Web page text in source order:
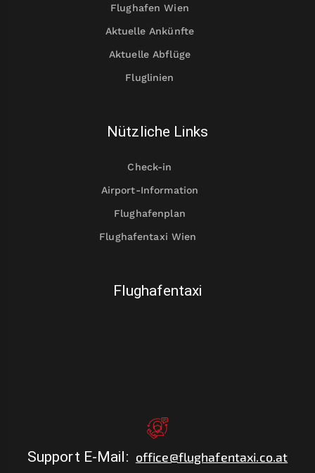
Flughafen Wien
Aktuelle Ankünfte
Aktuelle Abflüge
Fluglinien
Nützliche Links
Check-in
Airport-Information
Flughafenplan
Flughafentaxi Wien
Flughafentaxi
Support E-Mail: office@flughafentaxi.co.at